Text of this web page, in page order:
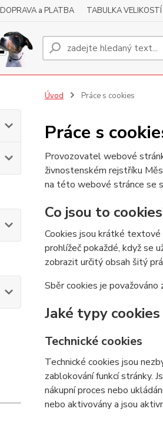
DOPRAVA a PLATBA TABULKA VELIKOSTÍ
Úvod Práce s cookies
Práce s
Provozovatel webové
živnostenském rejstříku
na této webové stránce se
Co jsou to
Cookies jsou krátké
prohlížeč pokaždé, když se
zobrazit určitý obsah šitý
Sběr cookies je považováno
Jaké typy
Technické cookies
Technické cookies jsou
zablokování funkcí stránky.
nákupní proces nebo
nebo aktivovány a jsou